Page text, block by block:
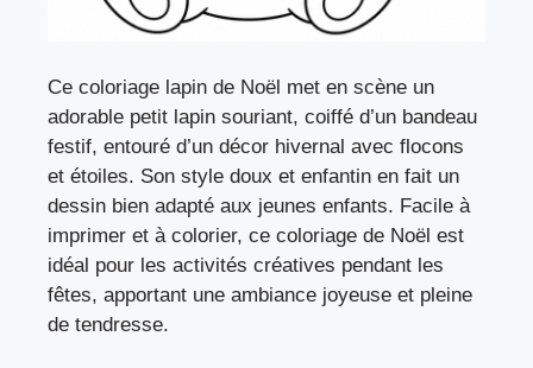
Ce coloriage lapin de Noël met en scène un
adorable petit lapin souriant, coiffé d’un bandeau
festif, entouré d’un décor hivernal avec flocons
et étoiles. Son style doux et enfantin en fait un
dessin bien adapté aux jeunes enfants. Facile à
imprimer et à colorier, ce coloriage de Noël est
idéal pour les activités créatives pendant les
fêtes, apportant une ambiance joyeuse et pleine
de tendresse.